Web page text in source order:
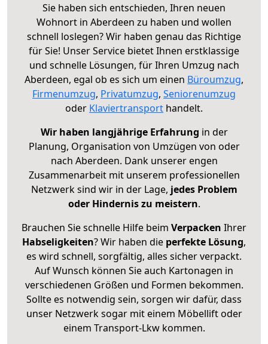
Sie haben sich entschieden, Ihren neuen
Wohnort in Aberdeen zu haben und wollen
schnell loslegen? Wir haben genau das Richtige
für Sie! Unser Service bietet Ihnen erstklassige
und schnelle Lösungen, für Ihren Umzug nach
Aberdeen, egal ob es sich um einen Büroumzug,
Firmenumzug, Privatumzug, Seniorenumzug
oder Klaviertransport handelt.
Wir haben langjährige Erfahrung in der
Planung, Organisation von Umzügen von oder
nach Aberdeen. Dank unserer engen
Zusammenarbeit mit unserem professionellen
Netzwerk sind wir in der Lage, jedes Problem
oder Hindernis zu meistern.
Brauchen Sie schnelle Hilfe beim Verpacken Ihrer
Habseligkeiten? Wir haben die perfekte Lösung,
es wird schnell, sorgfältig, alles sicher verpackt.
Auf Wunsch können Sie auch Kartonagen in
verschiedenen Größen und Formen bekommen.
Sollte es notwendig sein, sorgen wir dafür, dass
unser Netzwerk sogar mit einem Möbellift oder
einem Transport-Lkw kommen.